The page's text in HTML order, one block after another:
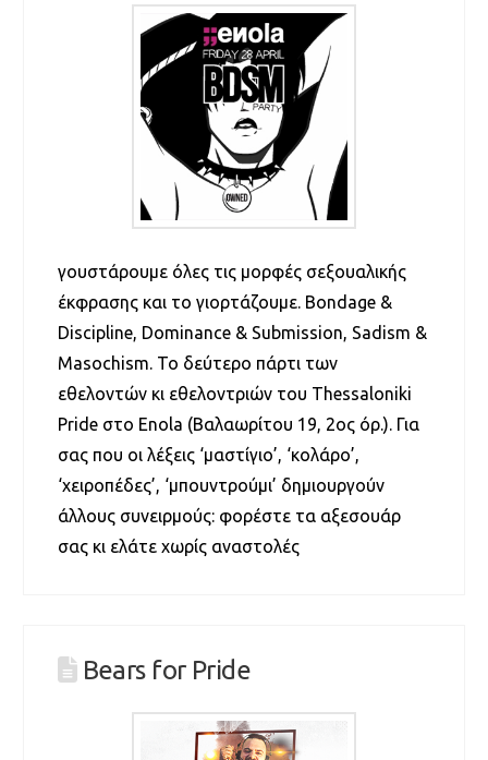
γουστάρουμε όλες τις μορφές σεξουαλικής
έκφρασης και το γιορτάζουμε. Bondage &
Discipline, Dominance & Submission, Sadism &
Masochism. Το δεύτερο πάρτι των
εθελοντών κι εθελοντριών του Thessaloniki
Pride στο Enola (Βαλαωρίτου 19, 2ος όρ.). Για
σας που οι λέξεις ‘μαστίγιο’, ‘κολάρο’,
‘χειροπέδες’, ‘μπουντρούμι’ δημιουργούν
άλλους συνειρμούς: φορέστε τα αξεσουάρ
σας κι ελάτε χωρίς αναστολές
Bears for Pride